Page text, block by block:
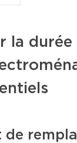
la durée
de